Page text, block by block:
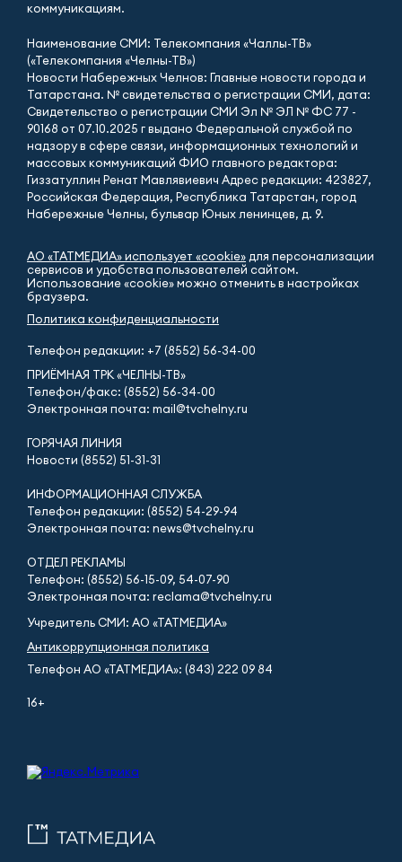
коммуникациям.
Наименование СМИ: Телекомпания «Чаллы-ТВ»
(«Телекомпания «Челны-ТВ»)
Новости Набережных Челнов: Главные новости города и
Татарстана. № свидетельства о регистрации СМИ, дата:
Свидетельство о регистрации СМИ Эл № ЭЛ № ФС 77 -
90168 от 07.10.2025 г выдано Федеральной службой по
надзору в сфере связи, информационных технологий и
массовых коммуникаций ФИО главного редактора:
Гиззатуллин Ренат Мавлявиевич Адрес редакции: 423827,
Российская Федерация, Республика Татарстан, город
Набережные Челны, бульвар Юных ленинцев, д. 9.
АО «ТАТМЕДИА» использует «cookie»для персонализации
сервисов и удобства пользователей сайтом.
Использование «cookie» можно отменить в настройках
браузера.
Политика конфиденциальности
Телефон редакции: +7 (8552) 56-34-00
ПРИЁМНАЯ ТРК «ЧЕЛНЫ-ТВ»
Телефон/факс: (8552) 56-34-00
Электронная почта: mail@tvchelny.ru
ГОРЯЧАЯ ЛИНИЯ
Новости (8552) 51-31-31
ИНФОРМАЦИОННАЯ СЛУЖБА
Телефон редакции: (8552) 54-29-94
Электронная почта: news@tvchelny.ru
ОТДЕЛ РЕКЛАМЫ
Телефон: (8552) 56-15-09, 54-07-90
Электронная почта: reclama@tvchelny.ru
Учредитель СМИ: АО «ТАТМЕДИА»
Антикоррупционная политика
Телефон АО «ТАТМЕДИА»: (843) 222 09 84
16+